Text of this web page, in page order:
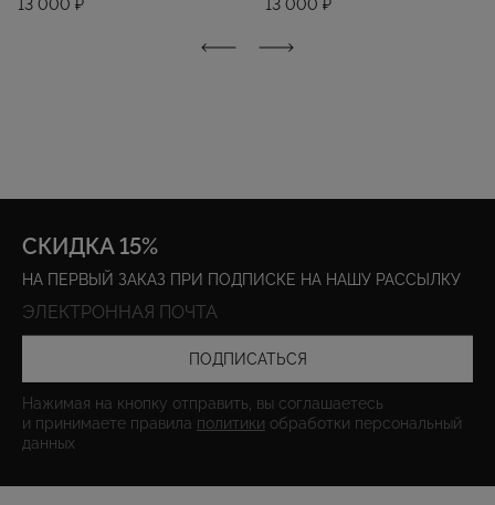
13 000 ₽
13 000 ₽
СКИДКА 15%
НА ПЕРВЫЙ ЗАКАЗ ПРИ ПОДПИСКЕ НА НАШУ РАССЫЛКУ
ПОДПИСАТЬСЯ
Нажимая на кнопку отправить, вы соглашаетесь
и принимаете правила политики обработки персональный
данных